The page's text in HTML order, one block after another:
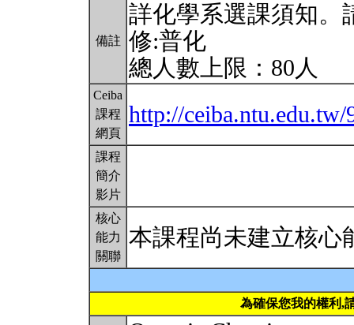
備註
詳化學系選課須知。
修:普化
總人數上限：80人
Ceiba
課程
網頁
http://ceiba.ntu.edu.tw/
課程
簡介
影片
核心
能力
關聯
本課程尚未建立核心
為確保您我的權利,